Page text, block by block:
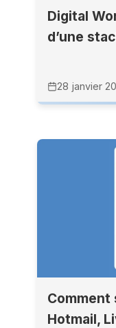
Digital
d’une
28 janvier
Comment
Hotmail,